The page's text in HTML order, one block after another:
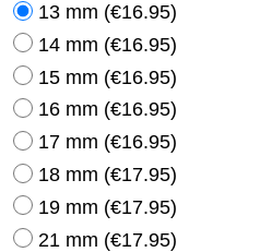
13 mm (€16.95)
14 mm (€16.95)
15 mm (€16.95)
16 mm (€16.95)
17 mm (€16.95)
18 mm (€17.95)
19 mm (€17.95)
21 mm (€17.95)